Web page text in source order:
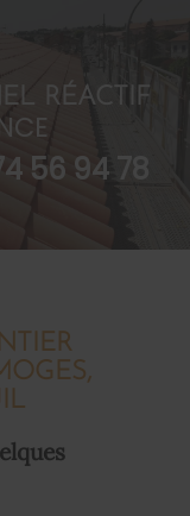
RÉACTIF
56 94 78